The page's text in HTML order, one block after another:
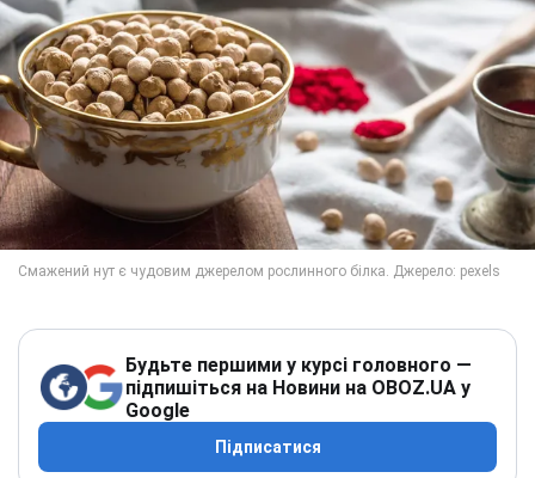
Будьте першими у курсі головного —
підпишіться на Новини на OBOZ.UA у
Google
Підписатися